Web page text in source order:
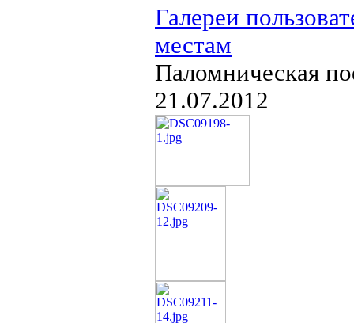
Галереи
местам
Паломническая
21.07.2012